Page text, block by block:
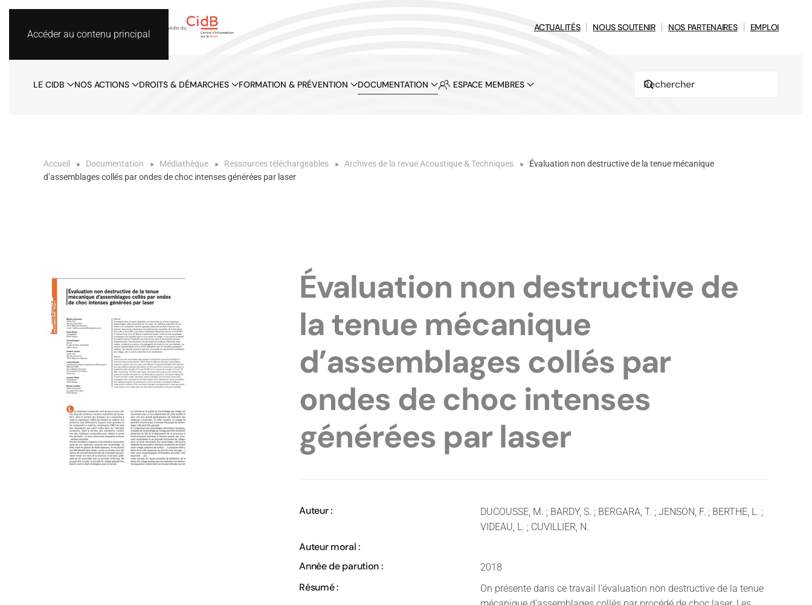
Accéder au contenu principal
ACTUALITÉS NOUS SOUTENIR NOS PARTENAIRES EMPLOI
LE CIDB NOS ACTIONS DROITS & DÉMARCHES FORMATION & PRÉVENTION DOCUMENTATION ESPACE MEMBRES
Accueil Documentation Médiathèque Ressources téléchargeables Archives de la revue Acoustique & Techniques
Évaluation non destructive de la tenue mécanique
d’assemblages collés par ondes de choc intenses générées par laser
Évaluation non destructive de
la tenue mécanique
d’assemblages collés par
ondes de choc intenses
générées par laser
Auteur :
DUCOUSSE, M. ; BARDY, S. ; BERGARA, T. ; JENSON, F. ; BERTHE, L. ;
VIDEAU, L. ; CUVILLIER, N.
Auteur moral :
Année de parution :
2018
Résumé :
On présente dans ce travail l’évaluation non destructive de la tenue